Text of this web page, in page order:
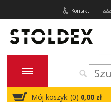
Kontakt
Mój koszyk: (0) 0,00 zł